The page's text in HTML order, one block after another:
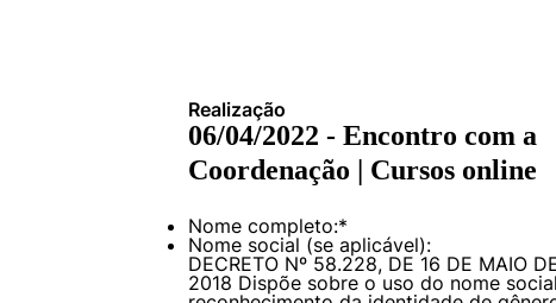
Realização
06/04/2022 - Encontro com a
Coordenação | Cursos online
Nome completo:*
Nome social (se aplicável):
DECRETO Nº 58.228, DE 16 DE MAIO
2018 Dispõe sobre o uso do nome